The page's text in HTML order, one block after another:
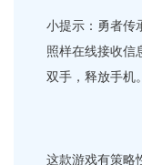
小提示：勇者传
照样在线接收信
双手，释放手机。
这款游戏有策略